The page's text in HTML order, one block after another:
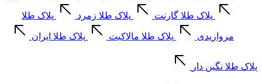
پلاک طلا گارنت پلاک طلا زمرد پلاک طلا
مرواریدی پلاک طلا مالاکیت پلاک طلا ایران
پلاک طلا نگین دار